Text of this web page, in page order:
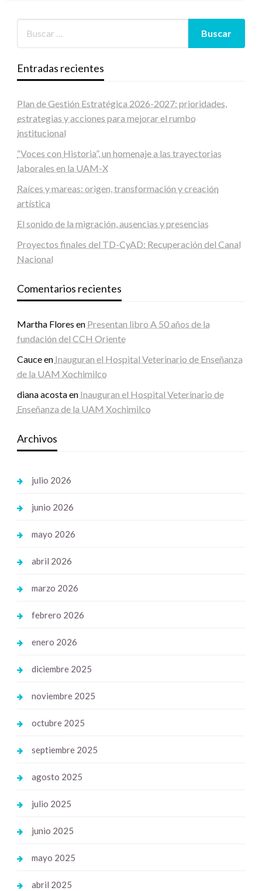
Entradas recientes
Plan de Gestión Estratégica 2026-2027: prioridades,
estrategias y acciones para mejorar el rumbo
institucional
“Voces con Historia”, un homenaje a las trayectorias
laborales en la UAM-X
Raíces y mareas: origen, transformación y creación
artística
El sonido de la migración, ausencias y presencias
Proyectos finales del TD-CyAD: Recuperación del Canal
Nacional
Comentarios recientes
Martha Flores en Presentan libro A 50 años de la
fundación del CCH Oriente
Cauceen Inauguran el Hospital Veterinario de Enseñanza
de la UAM Xochimilco
diana acostaen Inauguran el Hospital Veterinario de
Enseñanza de la UAM Xochimilco
Archivos
julio 2026
junio 2026
mayo 2026
abril 2026
marzo 2026
febrero 2026
enero 2026
diciembre 2025
noviembre 2025
octubre 2025
septiembre 2025
agosto 2025
julio 2025
junio 2025
mayo 2025
abril 2025